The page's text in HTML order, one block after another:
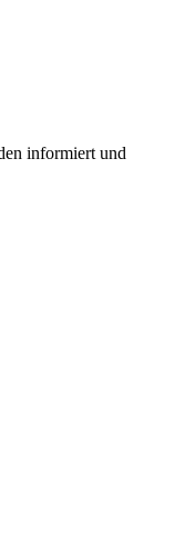
informiert und